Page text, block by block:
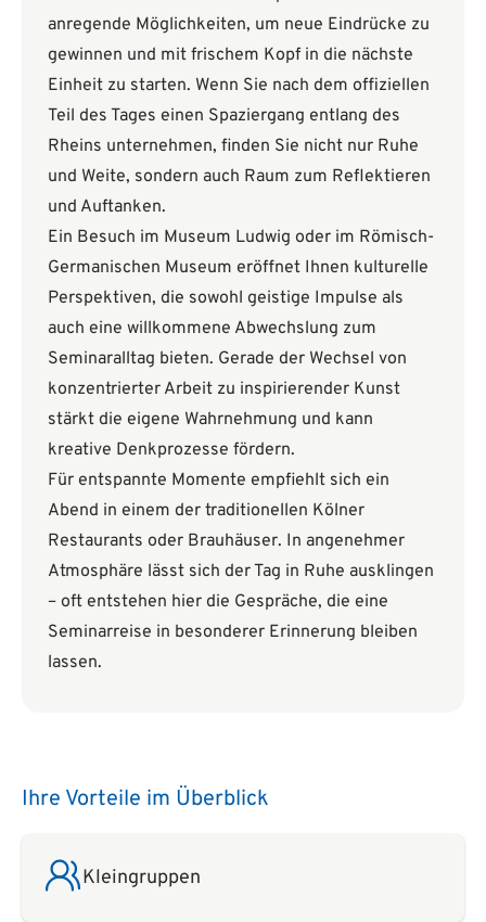
anregende Möglichkeiten, um neue Eindrücke zu
gewinnen und mit frischem Kopf in die nächste
Einheit zu starten. Wenn Sie nach dem offiziellen
Teil des Tages einen Spaziergang entlang des
Rheins unternehmen, finden Sie nicht nur Ruhe
und Weite, sondern auch Raum zum Reflektieren
und Auftanken.
Ein Besuch im Museum Ludwig oder im Römisch-
Germanischen Museum eröffnet Ihnen kulturelle
Perspektiven, die sowohl geistige Impulse als
auch eine willkommene Abwechslung zum
Seminaralltag bieten. Gerade der Wechsel von
konzentrierter Arbeit zu inspirierender Kunst
stärkt die eigene Wahrnehmung und kann
kreative Denkprozesse fördern.
Für entspannte Momente empfiehlt sich ein
Abend in einem der traditionellen Kölner
Restaurants oder Brauhäuser. In angenehmer
Atmosphäre lässt sich der Tag in Ruhe ausklingen
– oft entstehen hier die Gespräche, die eine
Seminarreise in besonderer Erinnerung bleiben
lassen.
Ihre Vorteile im Überblick
Kleingruppen